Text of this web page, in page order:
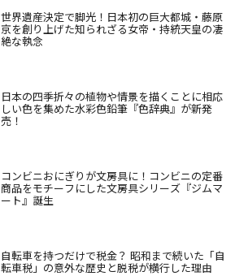
世界遺産決定で脚光！日本初の巨大都城・藤原
京を創り上げた知られざる女帝・持統天皇の凄
絶な執念
日本の四季折々の植物や情景を描くことに相応
しい色を集めた水彩色鉛筆『色辞典』が新発
売！
コンビニおにぎりが文房具に！コンビニの定番
商品をモチーフにした文房具シリーズ『ジムマ
ート』誕生
自転車を持つだけで税金？ 昭和まで続いた「自
転車税」の意外な歴史と脱税が横行した理由